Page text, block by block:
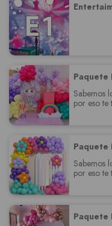
Paquete
Sabemos
por eso te
Paquete
Sabemos
por eso te
Paquete